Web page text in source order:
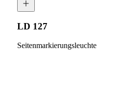
LD 127
Seitenmarkierungsleuchte